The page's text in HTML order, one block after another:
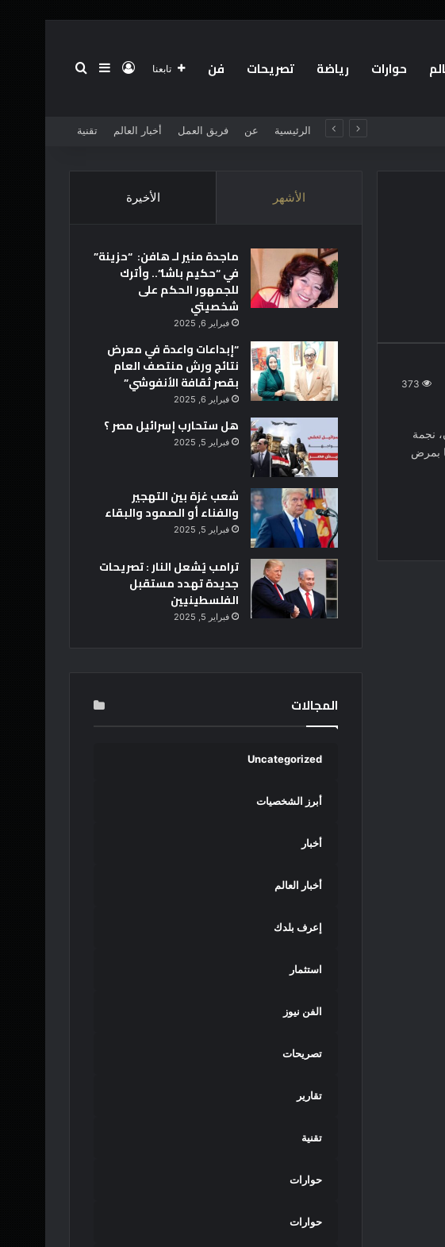
حوارات رياضة تصريحات فن تابعنا تسجيل الدخول
إضافة عمود جانبي
الرئيسية عن فريق العمل أخبار العالم تقنية
373
نجمة
بمرض
الأشهر الأخيرة
ماجدة منير لـ هافن: “حزينة”
في “حكيم باشا”.. وأترك
للجمهور الحكم على
شخصيتي
فبراير 6, 2025
“إبداعات واعدة في معرض
نتائج ورش منتصف العام
بقصر ثقافة الأنفوشي”
فبراير 6, 2025
هل ستحارب إسرائيل مصر ؟
فبراير 5, 2025
شعب غزة بين التهجير
والفناء أو الصمود والبقاء
فبراير 5, 2025
ترامب يُشعل النار : تصريحات
جديدة تهدد مستقبل
الفلسطينيين
فبراير 5, 2025
المجالات
Uncategorized
أبرز الشخصيات
أخبار
أخبار العالم
إعرف بلدك
استثمار
الفن نيوز
تصريحات
تقارير
تقنية
حوارات
حوارات